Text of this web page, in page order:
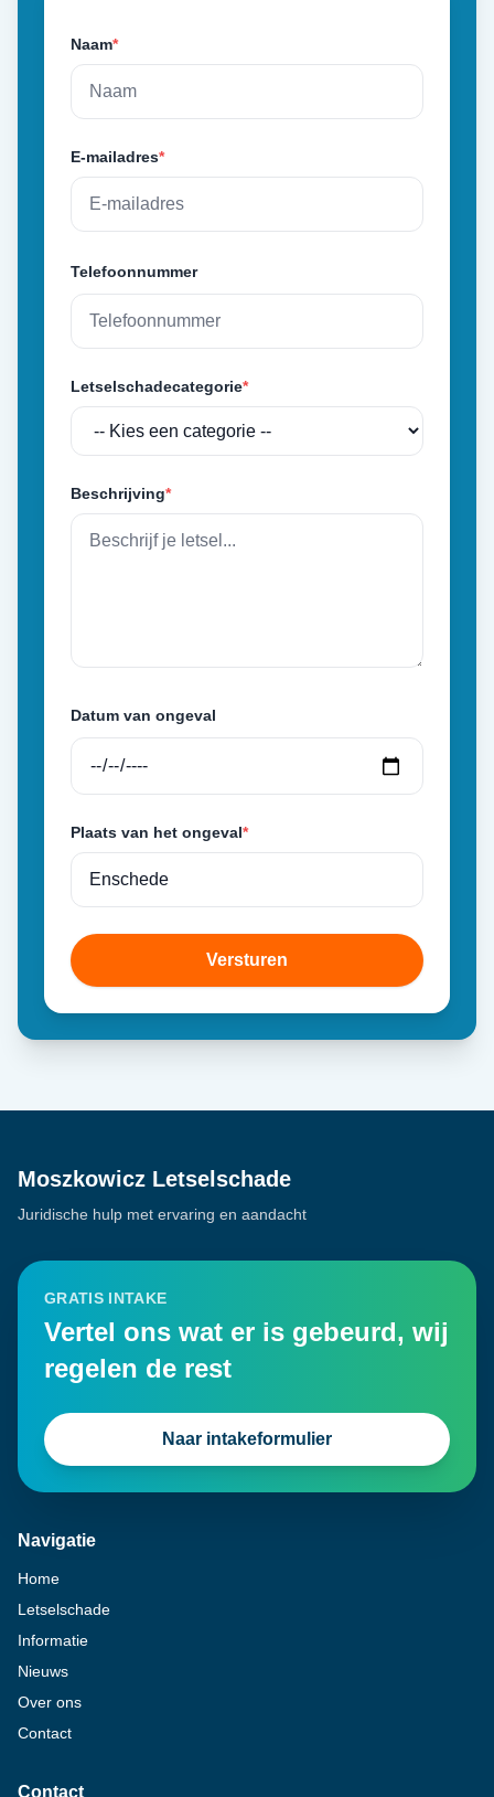
Naam*
E-mailadres*
Telefoonnummer
Letselschadecategorie*
Beschrijving*
Datum van ongeval
Plaats van het ongeval*
Versturen
Moszkowicz Letselschade
Juridische hulp met ervaring en aandacht
GRATIS INTAKE
Vertel ons wat er is gebeurd, wij
regelen de rest
Naar intakeformulier
Navigatie
Home
Letselschade
Informatie
Nieuws
Over ons
Contact
Contact